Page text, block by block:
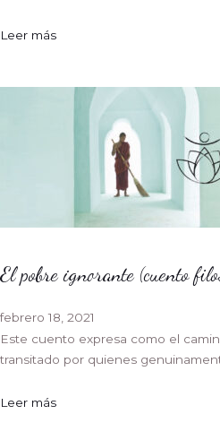
Leer más
El pobre ignorante (cuento
febrero 18, 2021
Este cuento expresa como el
transitado por quienes
Leer más